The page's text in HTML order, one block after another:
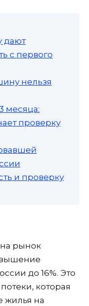
дают
с первого
нельзя
месяца:
проверку
и проверку
рынок
до 16%. Это
которая
жилья на